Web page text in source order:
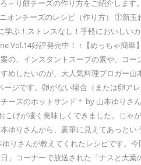
り餅チーズの作り方をご紹介しま
ンチーズのレシピ（作り方） ①新
ぶ！ストレスなし！手軽においしい
Vol.14好評発売中！ ↑【めっちゃ簡
、インスタントスープの素や、コ
したいのが、大人気料理ブロガー
ジです。卵がない場合（または卵ア
ズのホットサンド＊ by 山本ゆりさ
げが凄く美味しくできました。じ
りさんから、豪華に見えてあっと
りさんが教えてくれたレシピです。
コーナーで放送された「ナスと大